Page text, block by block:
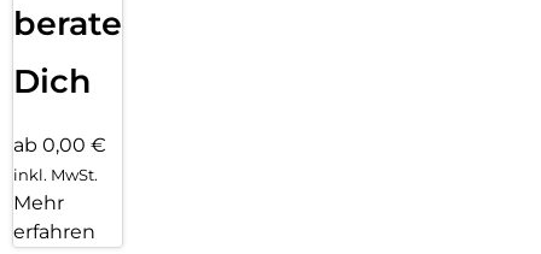
Ab Werk sicher verschlüsselte Sprachübertragung
Update mit neuen Funktionen per Tastendruck
DECT-Eco: automatische Funkabschaltung im Stand-by
beraten
Dich
ab 0,00 €
inkl. MwSt.
Mehr
erfahren